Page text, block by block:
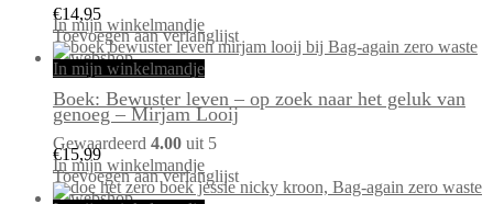
€14,95
In mijn winkelmandje
Toevoegen aan verlanglijst
In mijn winkelmandje
Boek: Bewuster leven – op zoek naar het geluk van
genoeg – Mirjam Looij
Gewaardeerd 4.00 uit 5
€15,99
In mijn winkelmandje
Toevoegen aan verlanglijst